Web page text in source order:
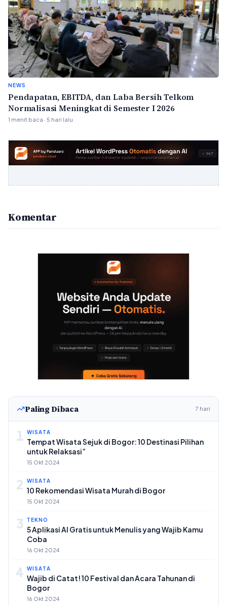
NEWS
Pendapatan, EBITDA, dan Laba Bersih Telkom
Normalisasi Meningkat di Semester I 2026
1 menit baca · 5 hari lalu
Komentar
Paling Dibaca 7 hari
1 WISATA
Tempat Wisata Sejuk di Bogor: 10 Destinasi Pilihan
untuk Relaksasi”
15 Okt 2024
2 WISATA
10 Rekomendasi Wisata Murah di Bogor
15 Okt 2024
3 TEKNO
5 Aplikasi AI Gratis untuk Menulis yang Wajib Kamu
Coba
16 Okt 2024
4 WISATA
Wajib di Catat! 10 Festival dan Acara Tahunan di
Bogor
16 Okt 2024